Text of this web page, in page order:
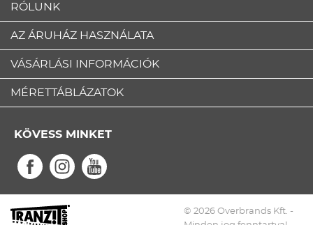
RÓLUNK
AZ ÁRUHÁZ HASZNÁLATA
VÁSÁRLÁSI INFORMÁCIÓK
MÉRETTÁBLÁZATOK
KÖVESS MINKET
© 2026 Overbrands Kft. -